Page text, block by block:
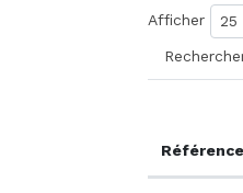
Afficher
Référence